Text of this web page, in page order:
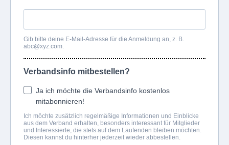
Gib bitte deine E-Mail-Adresse für die Anmeldung an, z. B.
abc@xyz.com
Verbandsinfo mitbestellen?
Ja ich möchte die Verbandsinfo kostenlos
mitabonnieren!
Ich möchte zusätzlich regelmäßige Informationen und Einblicke
aus dem Verband erhalten, besonders interessant für Mitglieder
und Interessierte, die stets auf dem Laufenden bleiben möchten.
Diesen kannst du hinterher jederzeit wieder abbestellen.